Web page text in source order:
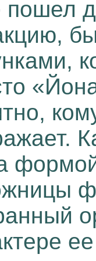
пошел